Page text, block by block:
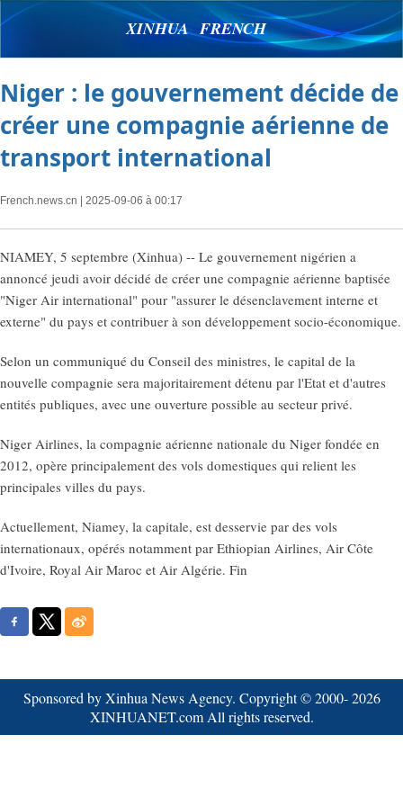
XINHUA FRENCH
Niger : le gouvernement décide de
créer une compagnie aérienne de
transport international
French.news.cn | 2025-09-06 à 00:17
NIAMEY, 5 septembre (Xinhua) -- Le gouvernement nigérien a
annoncé jeudi avoir décidé de créer une compagnie aérienne baptisée
"Niger Air international" pour "assurer le désenclavement interne et
externe" du pays et contribuer à son développement socio-économique.
Selon un communiqué du Conseil des ministres, le capital de la
nouvelle compagnie sera majoritairement détenu par l'Etat et d'autres
entités publiques, avec une ouverture possible au secteur privé.
Niger Airlines, la compagnie aérienne nationale du Niger fondée en
2012, opère principalement des vols domestiques qui relient les
principales villes du pays.
Actuellement, Niamey, la capitale, est desservie par des vols
internationaux, opérés notamment par Ethiopian Airlines, Air Côte
d'Ivoire, Royal Air Maroc et Air Algérie. Fin
Sponsored by Xinhua News Agency. Copyright © 2000-2026
XINHUANET.com All rights reserved.